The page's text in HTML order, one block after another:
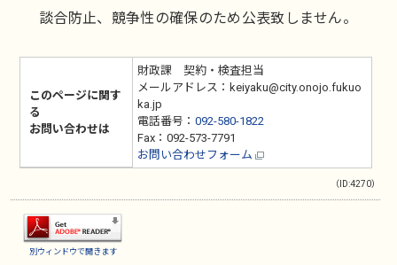
談合防止、競争性の確保のため公表致しません。
このページに関す
る
お問い合わせは
財政課 契約・検査担当
メールアドレス：keiyaku@city.onojo.fukuo
ka.jp
電話番号： 092-580-1822
Fax：092-573-7791
お問い合わせフォーム
（ID:4270）
別ウィンドウで開きます